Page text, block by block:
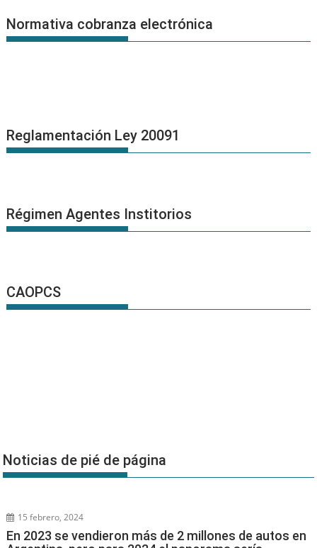
Normativa cobranza electrónica
Reglamentación Ley 20091
Régimen Agentes Institorios
CAOPCS
Noticias de pié de página
15 febrero, 2024
En 2023 se vendieron más de 2 millones de autos en